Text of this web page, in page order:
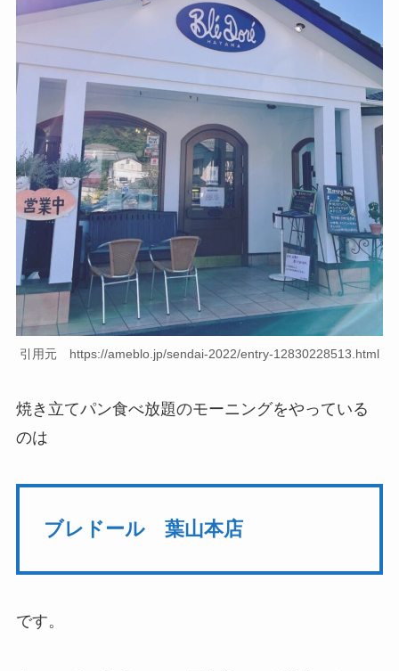
引用元 https://ameblo.jp/sendai-2022/entry-12830228513.html
焼き立てパン食べ放題のモーニングをやっている
のは
ブレドール 葉山本店
です。